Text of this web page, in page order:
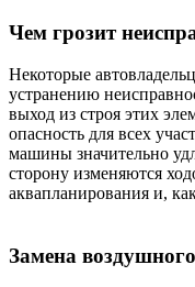
Чем грозит
Некоторые
устранению
выход из строя этих
опасность для всех
машины значительно
сторону изменяются
аквапланирования и,
Замена